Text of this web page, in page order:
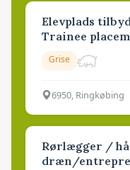
Elevplads
Trainee
Grise
6950, Ringkøbing
Rørlægger /
dræn/